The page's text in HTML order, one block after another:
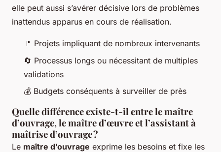
elle peut aussi s’avérer décisive lors de problèmes
inattendus apparus en cours de réalisation.
🚩 Projets impliquant de nombreux intervenants
🔄 Processus longs ou nécessitant de multiples
validations
💰 Budgets conséquents à surveiller de près
Quelle différence existe-t-il entre le maître
d’ouvrage, le maître d’œuvre et l’assistant à
maîtrise d’ouvrage ?
Le maître d’ouvrage exprime les besoins et fixe les